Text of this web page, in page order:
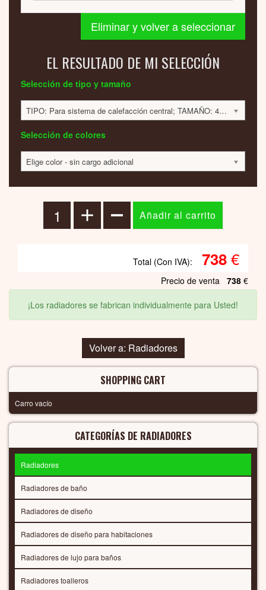
Eliminar y volver a seleccionar
EL RESULTADO DE MI SELECCIÓN
Selección de tipo y tamaño
TIPO: Para sistema de calefacción central; TAMAÑO: 400x235x65mm; 133 VATIOS; 738 EUR
Selección de colores
Elige color - sin cargo adicional
Total (Con IVA): 738€
Precio de venta 738 €
¡Los radiadores se fabrican individualmente para Usted!
Volver a: Radiadores
SHOPPING CART
Carro vacío
CATEGORÍAS DE RADIADORES
Radiadores
Radiadores de baño
Radiadores de diseño
Radiadores de diseño para habitaciones
Radiadores de lujo para baños
Radiadores toalleros